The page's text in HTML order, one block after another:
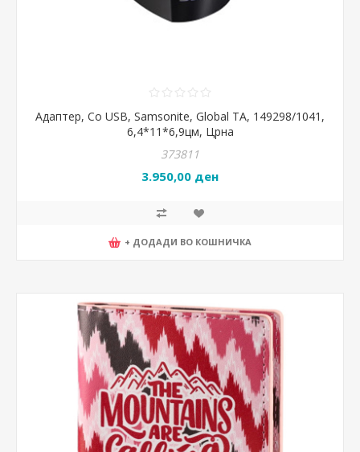
Адаптер, Со USB, Samsonite, Global TA, 149298/1041,
6,4*11*6,9цм, Црна
373811
3.950,00 ден
+ ДОДАДИ ВО КОШНИЧКА